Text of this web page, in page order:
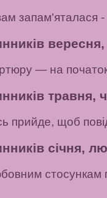
запам'яталася
— на
травня,
прийде, щоб
січня,
стосункам